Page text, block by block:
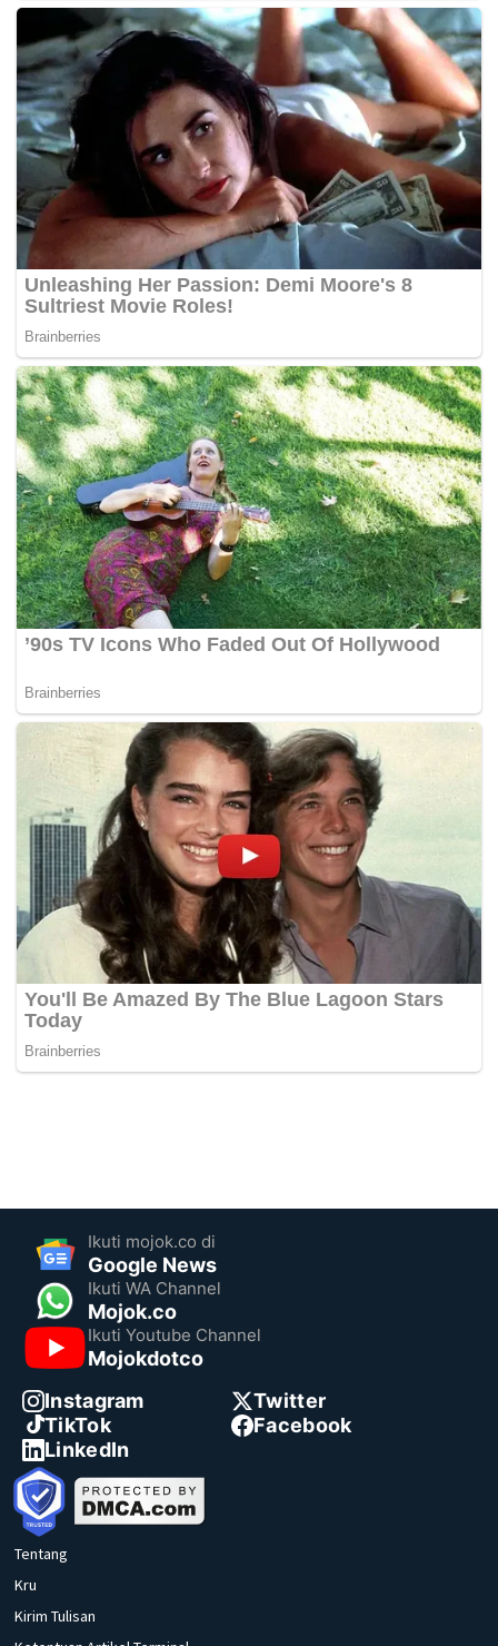
Ikuti mojok.co di
Google News
Ikuti WA Channel
Mojok.co
Ikuti Youtube Channel
Mojokdotco
Instagram
Twitter
TikTok
Facebook
LinkedIn
Tentang
Kru
Kirim Tulisan